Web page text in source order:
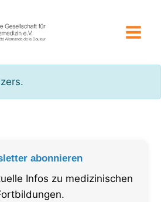
abonnieren
Infos zu medizinischen